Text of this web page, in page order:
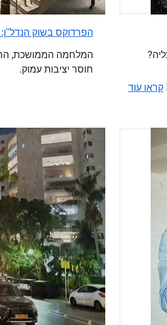
קראו עוד
הפרדוקס בשוק הנדל"ן:
המלחמה הממושכת,
חוסר יציבות עמוק.